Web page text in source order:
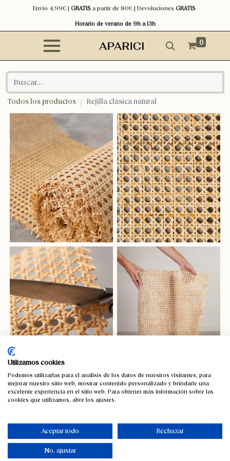
Envío 4,99€ | GRATISa partir de 80€ | Devoluciones GRATIS
Horario de verano de 9h a 13h
0
Todos los productos Rejilla clásica natural
Rejilla clásica natural
48,85€
Utilizamos cookies
Podemos utilizarlas para el análisis de los datos de nuestros visitantes, para
mejorar nuestro sitio web, mostrar contenido personalizado y brindarle una
excelente experiencia en el sitio web. Para obtener más información sobre las
cookies que utilizamos, abre los ajustes.
Aceptar todo Rechazar
No, ajustar